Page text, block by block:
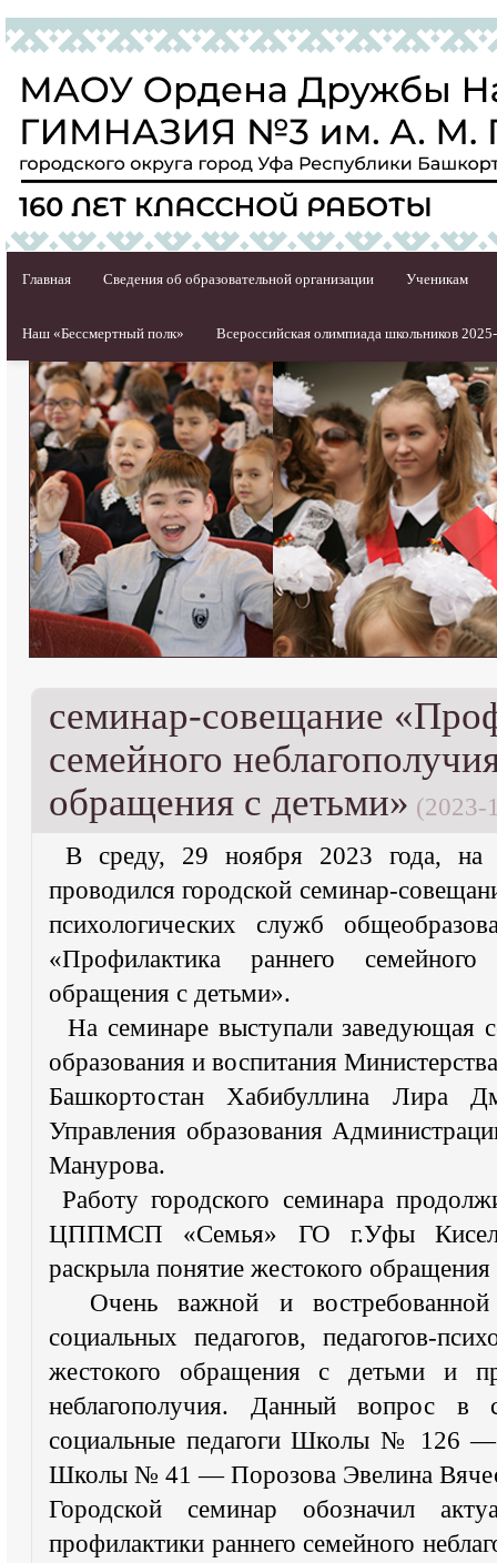
Главная Сведения об образовательной организации Ученикам
Наш «Бессмертный полк» Всероссийская олимпиада школьников
семинар-совещание
семейного
обращения с детьми» (2023-
В среду, 29 ноября 2023 года,
проводился городской семинар-
психологических служб
«Профилактика раннего
обращения с детьми».
На семинаре выступали заведующая
образования и воспитания
Башкортостан Хабибуллина Лира
Управления образования
Манурова.
Работу городского семинара
ЦППМСП «Семья» ГО г.Уфы
раскрыла понятие жестокого
Очень важной и востребованной
социальных педагогов, педагогов-
жестокого обращения с детьми и
неблагополучия. Данный вопрос в
социальные педагоги Школы № 126
Школы № 41 — Порозова Эвелина
Городской семинар обозначил
профилактики раннего семейного